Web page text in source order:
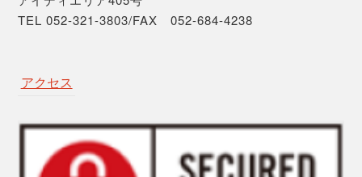
TEL 052-321-3803/FAX 052-684-4238
アクセス